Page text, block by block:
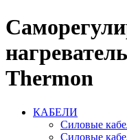
Thermon
КАБЕЛИ
Силовые
Силовые